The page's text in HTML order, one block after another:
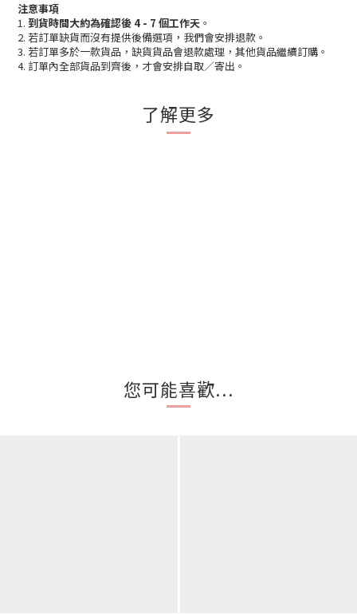
注意事項
1. 到貨時間大約為確認後 4 - 7 個工作天 。
2. 若訂單缺貨而沒有提供後備選項，我們會安排退款。
3. 若訂單多於一款貨品，缺貨貨品會退款處理，其他貨品繼續訂購。
4. 訂單內全部貨品到齊後，才會安排自取／寄出。
了解更多
您可能喜歡...